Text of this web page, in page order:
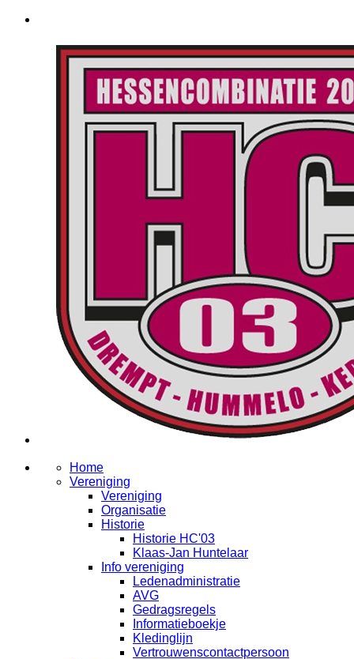
Home
Vereniging
Vereniging
Organisatie
Historie
Historie HC'03
Klaas-Jan Huntelaar
Info vereniging
Ledenadministratie
AVG
Gedragsregels
Informatieboekje
Kledinglijn
Vertrouwenscontactpersoon